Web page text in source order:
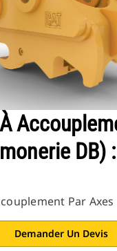
DB)
Par Axes
Demander Un Devis